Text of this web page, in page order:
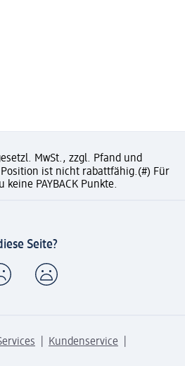
MwSt., zzgl. Pfand und
Position ist nicht rabattfähig.(#) Für
PAYBACK Punkte.
Seite?
Kundenservice